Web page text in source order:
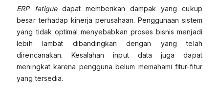
ERP fatiguedapat memberikan dampak yang cukup
besar terhadap kinerja perusahaan. Penggunaan sistem
yang tidak optimal menyebabkan proses bisnis menjadi
lebih lambat dibandingkan dengan yang telah
direncanakan. Kesalahan input data juga dapat
meningkat karena pengguna belum memahami fitur-fitur
yang tersedia.